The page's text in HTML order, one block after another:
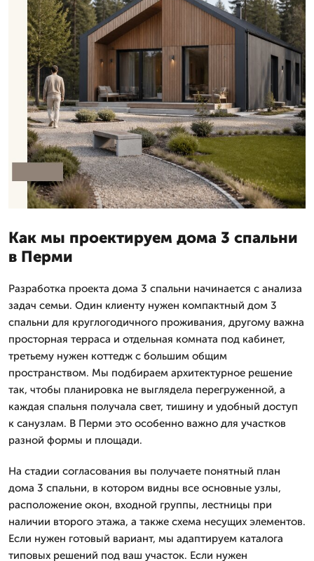
Как мы проектируем дома 3 спальни
в Перми
Разработка проекта дома 3 спальни начинается с анализа
задач семьи. Один клиенту нужен компактный дом 3
спальни для круглогодичного проживания, другому важна
просторная терраса и отдельная комната под кабинет,
третьему нужен коттедж с большим общим
пространством. Мы подбираем архитектурное решение
так, чтобы планировка не выглядела перегруженной, а
каждая спальня получала свет, тишину и удобный доступ
к санузлам. В Перми это особенно важно для участков
разной формы и площади.
На стадии согласования вы получаете понятный план
дома 3 спальни, в котором видны все основные узлы,
расположение окон, входной группы, лестницы при
наличии второго этажа, а также схема несущих элементов.
Если нужен готовый вариант, мы адаптируем каталога
типовых решений под ваш участок. Если нужен